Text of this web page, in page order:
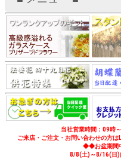
当社営業時間：09時
ご来店・ご注文・お問い合わせの方は
◆◆お盆期間
8/8(土)～8/16(日)